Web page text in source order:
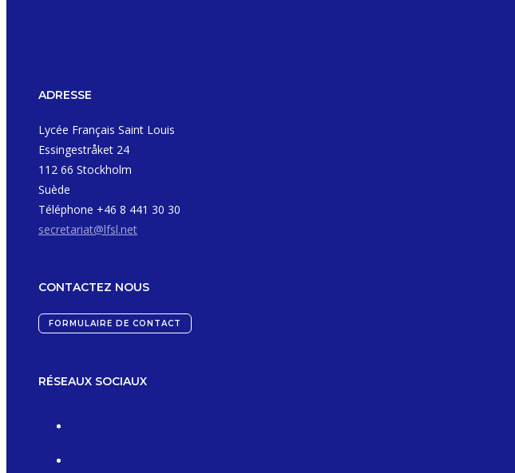
ADRESSE
Lycée Français Saint Louis
Essingestråket 24
112 66 Stockholm
Suède
Téléphone +46 8 441 30 30
secretariat@lfsl.net
CONTACTEZ NOUS
FORMULAIRE DE CONTACT
RÉSEAUX SOCIAUX